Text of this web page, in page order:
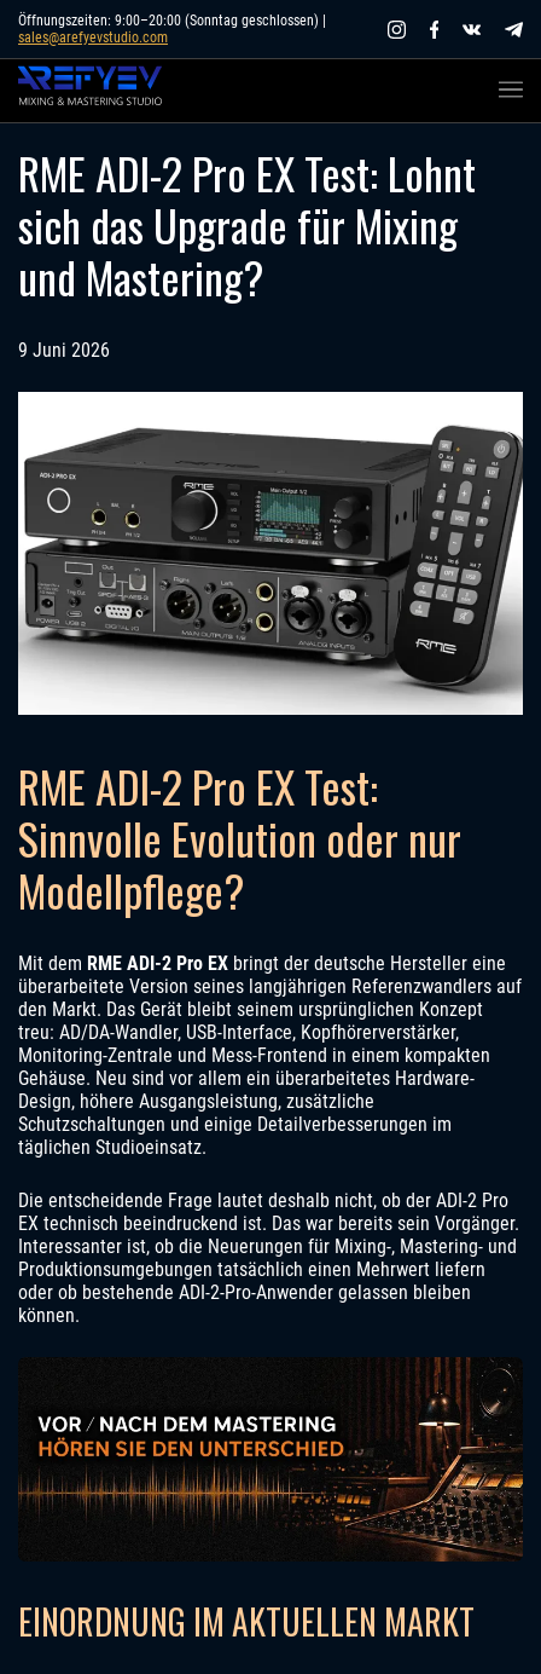
Skip
content
Öffnungszeiten: 9:00–20:00 (Sonntag geschlossen) |
sales@arefyevstudio.com
RME ADI-2 Pro EX Test: Lohnt
sich das Upgrade für Mixing
und Mastering?
9 Juni 2026
RME ADI-2 Pro EX Test:
Sinnvolle Evolution oder nur
Modellpflege?
Mit dem RME ADI-2 Pro EX bringt der deutsche Hersteller eine
überarbeitete Version seines langjährigen Referenzwandlers auf
den Markt. Das Gerät bleibt seinem ursprünglichen Konzept
treu: AD/DA-Wandler, USB-Interface, Kopfhörerverstärker,
Monitoring-Zentrale und Mess-Frontend in einem kompakten
Gehäuse. Neu sind vor allem ein überarbeitetes Hardware-
Design, höhere Ausgangsleistung, zusätzliche
Schutzschaltungen und einige Detailverbesserungen im
täglichen Studioeinsatz.
Die entscheidende Frage lautet deshalb nicht, ob der ADI-2 Pro
EX technisch beeindruckend ist. Das war bereits sein Vorgänger.
Interessanter ist, ob die Neuerungen für Mixing-, Mastering- und
Produktionsumgebungen tatsächlich einen Mehrwert liefern
oder ob bestehende ADI-2-Pro-Anwender gelassen bleiben
können.
EINORDNUNG IM AKTUELLEN MARKT